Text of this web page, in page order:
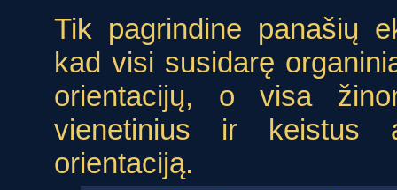
Tik pagrindine panašių
kad visi susidarę
orientacijų, o visa
vienetinius ir keistus
orientaciją.